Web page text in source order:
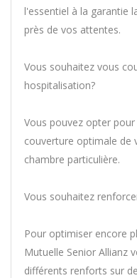
l'essentiel à la garantie
près de vos attentes.
Vous souhaitez vous
hospitalisation?
Vous pouvez opter
couverture optimale de
chambre particulière.
Vous souhaitez
Pour optimiser encore
Mutuelle Senior Allianz
différents renforts sur